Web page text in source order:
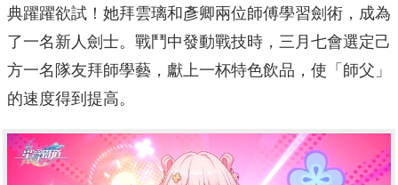
典躍躍欲試！她拜雲璃和彥卿兩位師傅學習劍術，成為
了一名新人劍士。戰鬥中發動戰技時，三月七會選定己
方一名隊友拜師學藝，獻上一杯特色飲品，使「師父」
的速度得到提高。